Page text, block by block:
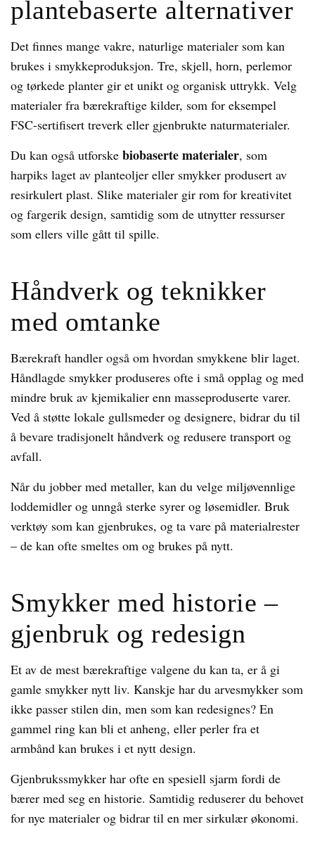
plantebaserte alternativer
Det finnes mange vakre, naturlige materialer som kan
brukes i smykkeproduksjon. Tre, skjell, horn, perlemor
og tørkede planter gir et unikt og organisk uttrykk. Velg
materialer fra bærekraftige kilder, som for eksempel
FSC-sertifisert treverk eller gjenbrukte naturmaterialer.
Du kan også utforske biobaserte materialer, som
harpiks laget av planteoljer eller smykker produsert av
resirkulert plast. Slike materialer gir rom for kreativitet
og fargerik design, samtidig som de utnytter ressurser
som ellers ville gått til spille.
Håndverk og teknikker
med omtanke
Bærekraft handler også om hvordan smykkene blir laget.
Håndlagde smykker produseres ofte i små opplag og med
mindre bruk av kjemikalier enn masseproduserte varer.
Ved å støtte lokale gullsmeder og designere, bidrar du til
å bevare tradisjonelt håndverk og redusere transport og
avfall.
Når du jobber med metaller, kan du velge miljøvennlige
loddemidler og unngå sterke syrer og løsemidler. Bruk
verktøy som kan gjenbrukes, og ta vare på materialrester
– de kan ofte smeltes om og brukes på nytt.
Smykker med historie –
gjenbruk og redesign
Et av de mest bærekraftige valgene du kan ta, er å gi
gamle smykker nytt liv. Kanskje har du arvesmykker som
ikke passer stilen din, men som kan redesignes? En
gammel ring kan bli et anheng, eller perler fra et
armbånd kan brukes i et nytt design.
Gjenbrukssmykker har ofte en spesiell sjarm fordi de
bærer med seg en historie. Samtidig reduserer du behovet
for nye materialer og bidrar til en mer sirkulær økonomi.